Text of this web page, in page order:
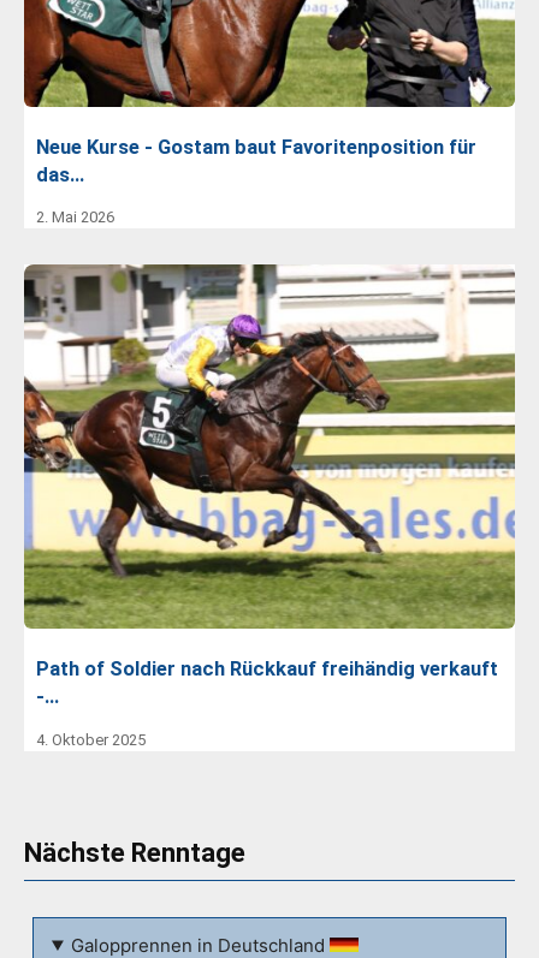
Neue Kurse - Gostam baut Favoritenposition für
das…
2. Mai 2026
Path of Soldier nach Rückkauf freihändig verkauft
-…
4. Oktober 2025
Nächste Renntage
Galopprennen in Deutschland